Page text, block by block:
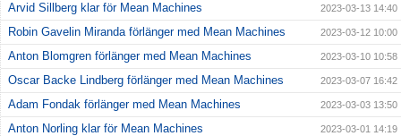
Arvid Sillberg klar för Mean Machines 2023-03-13 14:40
Robin Gavelin Miranda förlänger med Mean Machines 2023-03-12 10:00
Anton Blomgren förlänger med Mean Machines 2023-03-10 10:58
Oscar Backe Lindberg förlänger med Mean Machines 2023-03-07 16:42
Adam Fondak förlänger med Mean Machines 2023-03-03 13:50
Anton Norling klar för Mean Machines 2023-03-01 14:19